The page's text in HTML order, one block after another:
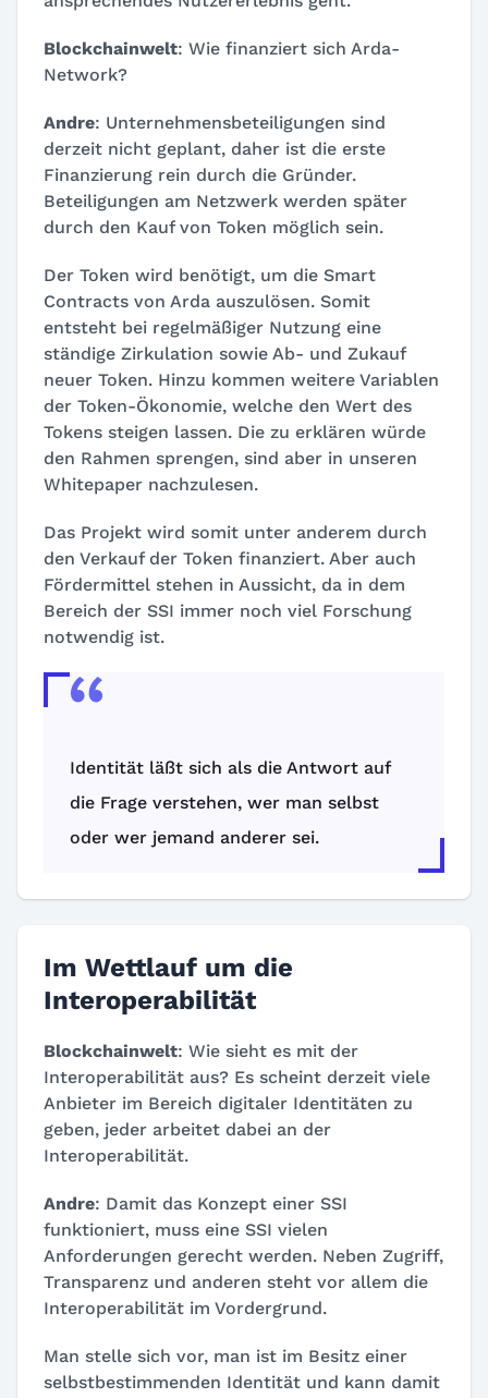
Blockchainwelt: Wie finanziert sich Arda-
Network?
Andre: Unternehmensbeteiligungen sind
derzeit nicht geplant, daher ist die erste
Finanzierung rein durch die Gründer.
Beteiligungen am Netzwerk werden später
durch den Kauf von Token möglich sein.
Der Token wird benötigt, um die Smart
Contracts von Arda auszulösen. Somit
entsteht bei regelmäßiger Nutzung eine
ständige Zirkulation sowie Ab- und Zukauf
neuer Token. Hinzu kommen weitere Variablen
der Token-Ökonomie, welche den Wert des
Tokens steigen lassen. Die zu erklären würde
den Rahmen sprengen, sind aber in unseren
Whitepaper nachzulesen.
Das Projekt wird somit unter anderem durch
den Verkauf der Token finanziert. Aber auch
Fördermittel stehen in Aussicht, da in dem
Bereich der SSI immer noch viel Forschung
notwendig ist.
Identität läßt sich als die Antwort auf
die Frage verstehen, wer man selbst
oder wer jemand anderer sei.
Im Wettlauf um die
Interoperabilität
Blockchainwelt: Wie sieht es mit der
Interoperabilität aus? Es scheint derzeit viele
Anbieter im Bereich digitaler Identitäten zu
geben, jeder arbeitet dabei an der
Interoperabilität.
Andre: Damit das Konzept einer SSI
funktioniert, muss eine SSI vielen
Anforderungen gerecht werden. Neben Zugriff,
Transparenz und anderen steht vor allem die
Interoperabilität im Vordergrund.
Man stelle sich vor, man ist im Besitz einer
selbstbestimmenden Identität und kann damit